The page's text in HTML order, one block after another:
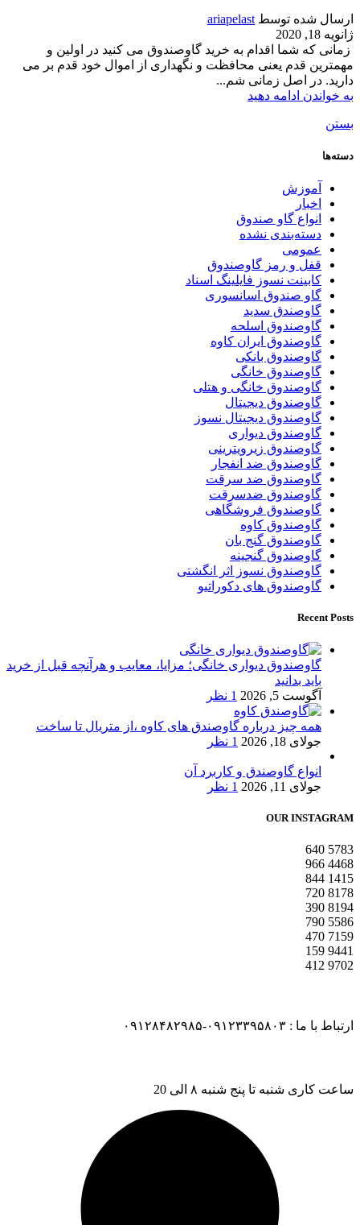
ارسال شده توسط ariapelast
ژانویه 18, 2020
زمانی که شما اقدام به خرید گاوصندوق می کنید در اولین و
مهمترین قدم یعنی محافظت و نگهداری از اموال خود قدم بر می
دارید. در اصل زمانی شم...
به خواندن ادامه دهید
بستن
دسته‌ها
آموزش
اخبار
انواع گاو صندوق
دسته‌بندی نشده
عمومی
قفل و رمز گاوصندوق
کابینت نسوز فایلینگ اسناد
گاو صندوق اسانسوری
گاوصندق سدید
گاوصندوق اسلحه
گاوصندوق ایران کاوه
گاوصندوق بانکی
گاوصندوق خانگی
گاوصندوق خانگی و هتلی
گاوصندوق دیجیتال
گاوصندوق دیجیتال نسوز
گاوصندوق دیواری
گاوصندوق زیرویترینی
گاوصندوق ضد انفجار
گاوصندوق ضد سرقت
گاوصندوق ضدسرقت
گاوصندوق فروشگاهی
گاوصندوق کاوه
گاوصندوق گنج بان
گاوصندوق گنجینه
گاوصندوق نسوز اثر انگشتی
گاوصندوق های دکوراتیو
Recent Posts
گاوصندوق دیواری خانگی؛ مزایا، معایب و هرآنچه قبل از خرید
باید بدانید
آگوست 5, 2026
1 نظر
همه چیز درباره گاوصندق های کاوه ،از متریال تا ساخت
جولای 18, 2026
1 نظر
انواع گاوصندق و کاربرد آن
جولای 11, 2026
1 نظر
OUR INSTAGRAM
5783
640
4468
966
1415
844
8178
720
8194
390
5586
790
7159
470
9441
159
9702
412
ارتباط با ما : ۰۹۱۲۳۳۹۵۸۰۳-۰۹۱۲۸۴۸۲۹۸۵
ساعت کاری شنبه تا پنج شنبه ۸ الی 20